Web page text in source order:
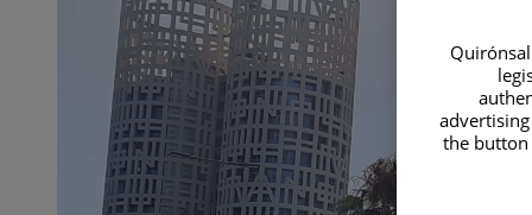
reproducción
the button